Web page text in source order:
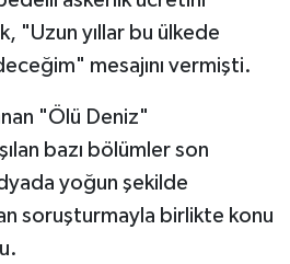
"Uzun yıllar bu ülkede
mesajını vermişti.
"Ölü Deniz"
bazı bölümler son
yoğun şekilde
soruşturmayla birlikte konu